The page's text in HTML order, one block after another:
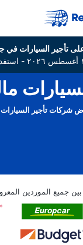
شركات تأجير السيارات
جميع الموردين